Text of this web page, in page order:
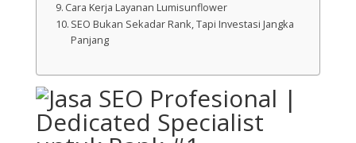
Cara Kerja Layanan Lumisunflower
SEO Bukan Sekadar Rank, Tapi Investasi Jangka
Panjang